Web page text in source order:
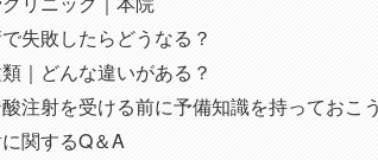
失敗したらどうなる？
｜どんな違いがある？
注射を受ける前に予備知識を持っておこ
関するQ＆A